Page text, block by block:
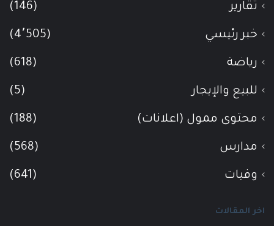
تقارير (146)
خبر رئيسي (4٬505)
رياضة (618)
للبيع والإيجار (5)
محتوى ممول (اعلانات) (188)
مدارس (568)
وفيات (641)
اخر المقالات